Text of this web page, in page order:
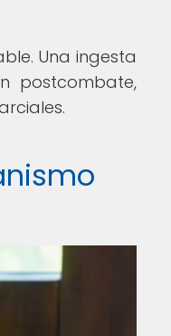
Una ingesta
postcombate,